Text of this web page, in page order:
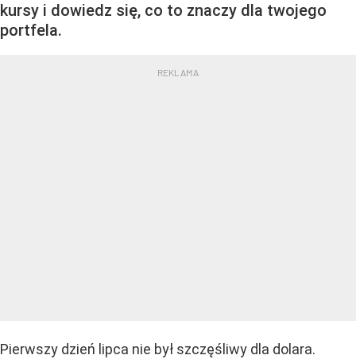
kursy i dowiedz się, co to znaczy dla twojego
portfela.
Pierwszy dzień lipca nie był szczęśliwy dla dolara.